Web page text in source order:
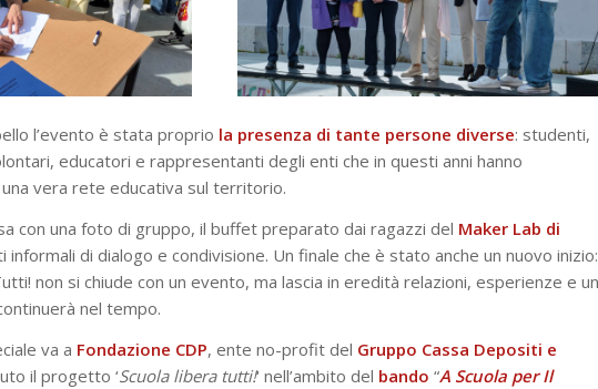
l’evento è stata proprio la presenza di tante persone diverse: studenti,
educatori e rappresentanti degli enti che in questi anni hanno
vera rete educativa sul territorio.
con una foto di gruppo, il buffet preparato dai ragazzi del Maker Lab di
di dialogo e condivisione. Un finale che è stato anche un nuovo inizio:
non si chiude con un evento, ma lascia in eredità relazioni, esperienze e un
nel tempo.
va a Fondazione CDP, ente no-profit del Gruppo Cassa Depositi e
il progetto ‘Scuola libera tutti!‘ nell’ambito del bando “A Scuola per Il